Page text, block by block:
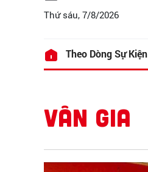
Thứ sáu, 7/8/2026
Theo Dòng Sự Kiện
VÂN GIA